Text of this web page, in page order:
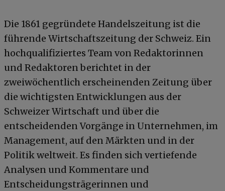
Die 1861 gegründete Handelszeitung ist die
führende Wirtschaftszeitung der Schweiz. Ein
hochqualifiziertes Team von Redaktorinnen
und Redaktoren berichtet in der
zweiwöchentlich erscheinenden Zeitung über
die wichtigsten Entwicklungen aus der
Schweizer Wirtschaft und über die
entscheidenden Vorgänge in Unternehmen, im
Management, auf den Märkten und in der
Politik weltweit. Es finden sich vertiefende
Analysen und Kommentare und
Entscheidungsträgerinnen und